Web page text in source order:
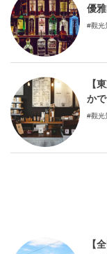
優
觀光
【
か
觀光
【